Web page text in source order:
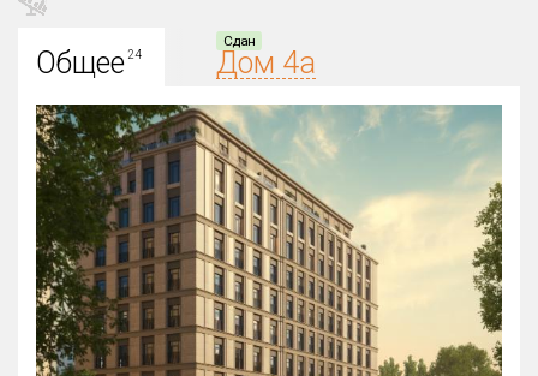
Населённый пункт
Все
Район в городе
Все
млн ₽
Цена
от до
Общая площадь, м²
от до
Общее24
Сдан
Дом 4а